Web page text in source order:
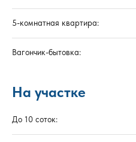
5-комнатная квартира:
Вагончик-бытовка:
На участке
До 10 соток: